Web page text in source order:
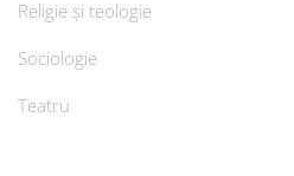
Religie și teologie
Sociologie
Teatru